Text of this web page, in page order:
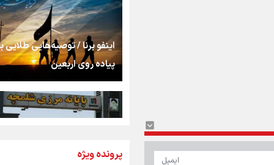
استخوان، یک نسل،
توهم!
رسانه ملی و حق
شنیدن صدای
روایت ایران از کنار
اینفو برنا / توصیه‌هایی طلایی
پیاده روی اربعین
اینفو برنا / جدول کامل فاصله
پرونده ویژه